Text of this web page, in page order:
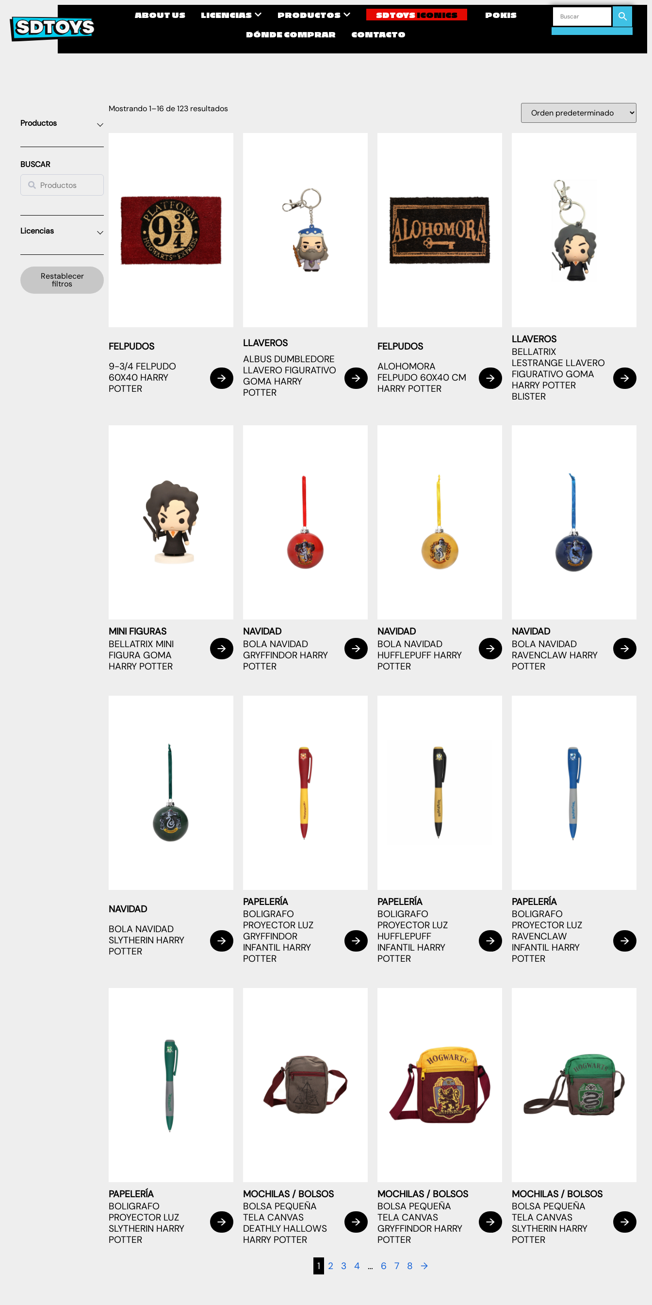
ABOUT US LICENCIAS PRODUCTOS SDTOYS ICONICS
POKIS
DÓNDE COMPRAR
CONTACTO
Productos
BUSCAR
Licencias
Restablecer
filtros
Mostrando 1–16 de 123 resultados
FELPUDOS
9-3/4 FELPUDO
60X40 HARRY
POTTER
LLAVEROS
ALBUS DUMBLEDORE
LLAVERO FIGURATIVO
GOMA HARRY
POTTER
FELPUDOS
ALOHOMORA
FELPUDO 60X40 CM
HARRY POTTER
LLAVEROS
BELLATRIX
LESTRANGE LLAVERO
FIGURATIVO GOMA
HARRY POTTER
BLISTER
MINI FIGURAS
BELLATRIX MINI
FIGURA GOMA
HARRY POTTER
NAVIDAD
BOLA NAVIDAD
GRYFFINDOR HARRY
POTTER
NAVIDAD
BOLA NAVIDAD
HUFFLEPUFF HARRY
POTTER
NAVIDAD
BOLA NAVIDAD
RAVENCLAW HARRY
POTTER
NAVIDAD
BOLA NAVIDAD
SLYTHERIN HARRY
POTTER
PAPELERÍA
BOLIGRAFO
PROYECTOR LUZ
GRYFFINDOR
INFANTIL HARRY
POTTER
PAPELERÍA
BOLIGRAFO
PROYECTOR LUZ
HUFFLEPUFF
INFANTIL HARRY
POTTER
PAPELERÍA
BOLIGRAFO
PROYECTOR LUZ
RAVENCLAW
INFANTIL HARRY
POTTER
PAPELERÍA
BOLIGRAFO
PROYECTOR LUZ
SLYTHERIN HARRY
POTTER
MOCHILAS / BOLSOS
BOLSA PEQUEÑA
TELA CANVAS
DEATHLY HALLOWS
HARRY POTTER
MOCHILAS / BOLSOS
BOLSA PEQUEÑA
TELA CANVAS
GRYFFINDOR HARRY
POTTER
MOCHILAS / BOLSOS
BOLSA PEQUEÑA
TELA CANVAS
SLYTHERIN HARRY
POTTER
1 2 3 4 … 6 7 8 →